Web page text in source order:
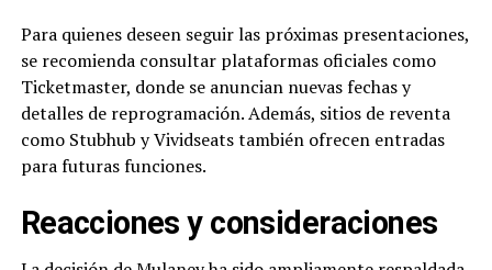
Para quienes deseen seguir las próximas presentaciones,
se recomienda consultar plataformas oficiales como
Ticketmaster, donde se anuncian nuevas fechas y
detalles de reprogramación. Además, sitios de reventa
como Stubhub y Vividseats también ofrecen entradas
para futuras funciones.
Reacciones y consideraciones